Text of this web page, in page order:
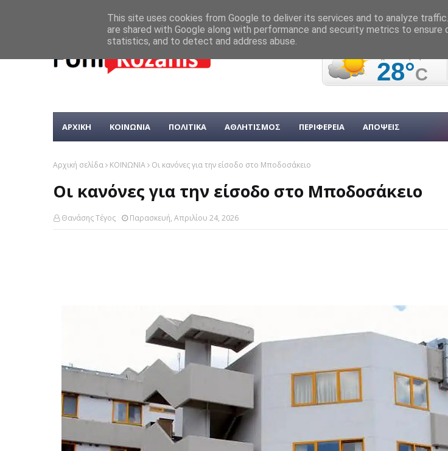
ΑΡΧΙΚΗ ΚΟΙΝΩΝΙΑ ΠΟΛΙΤΙΚΑ ΑΘΛΗΤΙΣΜΟΣ ΠΕΡΙΦΕΡΕΙΑ ΑΠΟΨΕΙΣ
Αρχική σελίδα ΚΟΙΝΩΝΙΑ Oι κανόνες για την είσοδο στο Μποδοσάκειο
Oι κανόνες για την είσοδο στο Μποδοσάκειο
Θανάσης Τέγος Παρασκευή, Απριλίου 24, 2026
This site uses cookies from Google to deliver its services and to analyze
are shared with Google along with performance and security metrics to ensure
statistics, and to detect and address abuse.